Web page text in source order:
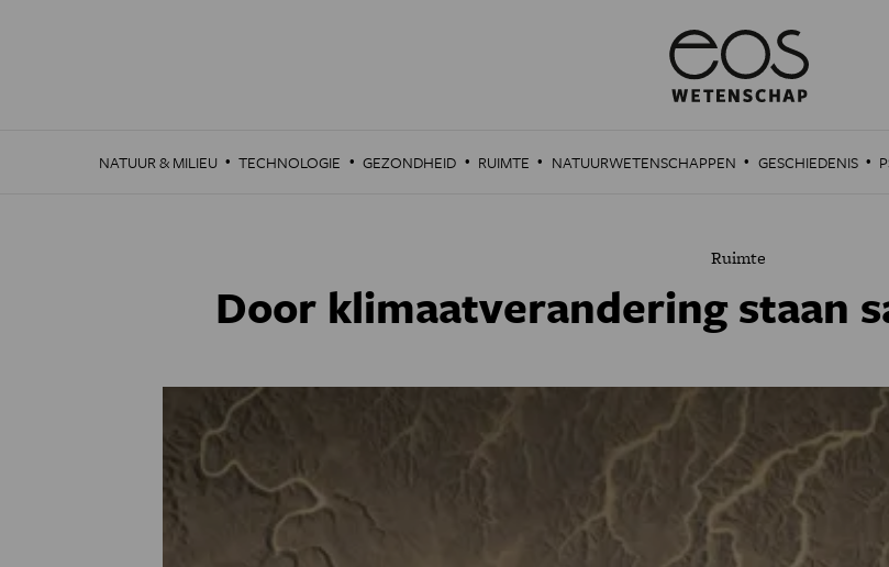
NATUUR & MILIEU · TECHNOLOGIE · GEZONDHEID · RUIMTE · NATUURWETENSCHAPPEN · GESCHIEDENIS ·
Ruimte
Door klimaatverandering staan